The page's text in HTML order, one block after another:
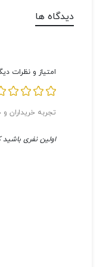
دیدگاه ها
امتیاز و نظرات
تجربه خریداران
اولین نفری